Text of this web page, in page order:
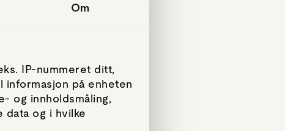
Om
IP-nummeret ditt,
informasjon på enheten
og innholdsmåling,
data og i hvilke